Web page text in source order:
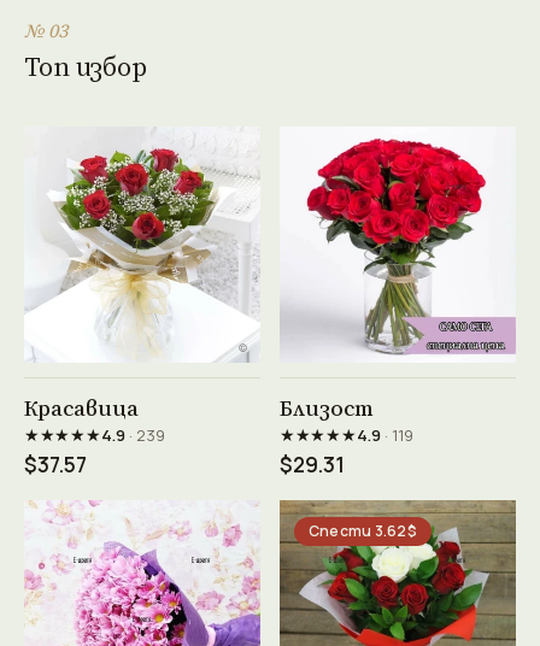
№ 03
Топ избор
Красавица
★★★★★4.9· 239
$37.57
Близост
★★★★★4.9· 119
$29.31
Спести 3.62$